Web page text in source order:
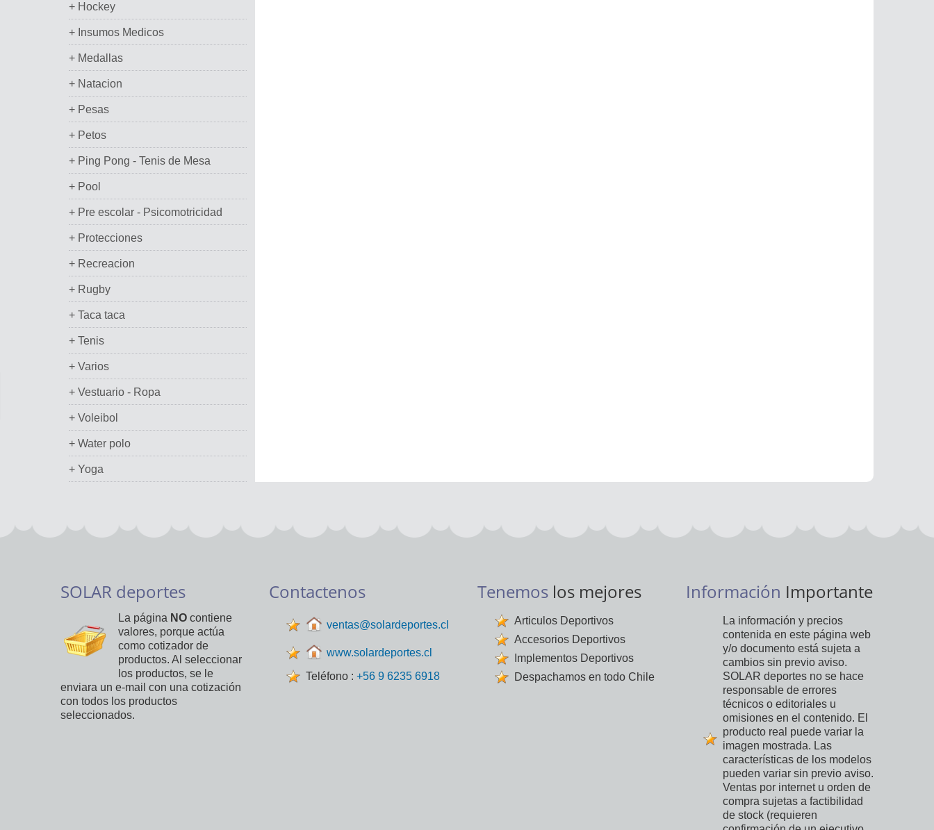
+ Hockey
+ Insumos Medicos
+ Medallas
+ Natacion
+ Pesas
+ Petos
+ Ping Pong - Tenis de Mesa
+ Pool
+ Pre escolar - Psicomotricidad
+ Protecciones
+ Recreacion
+ Rugby
+ Taca taca
+ Tenis
+ Varios
+ Vestuario - Ropa
+ Voleibol
+ Water polo
+ Yoga
SOLAR deportes
La página NO contiene
valores, porque actúa
como cotizador de
productos. Al seleccionar
los productos, se le
enviara un e-mail con una cotización
con todos los productos
seleccionados.
Contactenos
ventas@solardeportes.cl
www.solardeportes.cl
Teléfono : +56 9 6235 6918
Tenemos los mejores
Articulos Deportivos
Accesorios Deportivos
Implementos Deportivos
Despachamos en todo Chile
Información Importante
La información y precios
contenida en este página web
y/o documento está sujeta a
cambios sin previo aviso.
SOLAR deportes no se hace
responsable de errores
técnicos o editoriales u
omisiones en el contenido. El
producto real puede variar la
imagen mostrada. Las
características de los modelos
pueden variar sin previo aviso.
Ventas por internet u orden de
compra sujetas a factibilidad
de stock (requieren